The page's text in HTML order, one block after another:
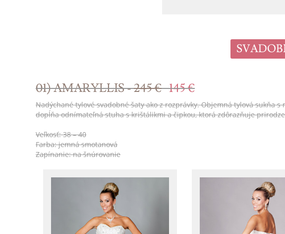
01) AMARYLLIS -245 € 145 €
Nadýchané tylové svadobné šaty ako z rozprávky. Objemná tylová sukňa
dopĺňa odnímateľná stuha s krištálikmi a čipkou, ktorá zdôrazňuje
Veľkosť: 38 – 40
Farba: jemná smotanová
Zapínanie: na šnúrovanie